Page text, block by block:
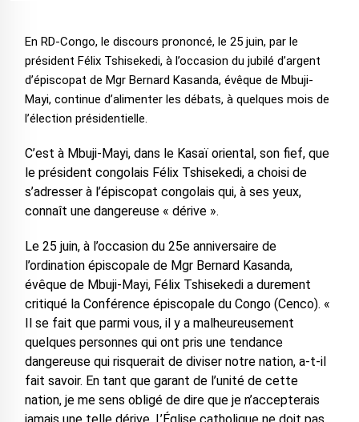
En RD-Congo, le discours prononcé, le 25 juin, par le
président Félix Tshisekedi, à l’occasion du jubilé d’argent
d’épiscopat de Mgr Bernard Kasanda, évêque de Mbuji-
Mayi, continue d’alimenter les débats, à quelques mois de
l’élection présidentielle.
C’est à Mbuji-Mayi, dans le Kasaï oriental, son fief, que
le président congolais Félix Tshisekedi, a choisi de
s’adresser à l’épiscopat congolais qui, à ses yeux,
connaît une dangereuse « dérive ».
Le 25 juin, à l’occasion du 25e anniversaire de
l’ordination épiscopale de Mgr Bernard Kasanda,
évêque de Mbuji-Mayi, Félix Tshisekedi a durement
critiqué la Conférence épiscopale du Congo (Cenco). «
Il se fait que parmi vous, il y a malheureusement
quelques personnes qui ont pris une tendance
dangereuse qui risquerait de diviser notre nation, a-t-il
fait savoir. En tant que garant de l’unité de cette
nation, je me sens obligé de dire que je n’accepterais